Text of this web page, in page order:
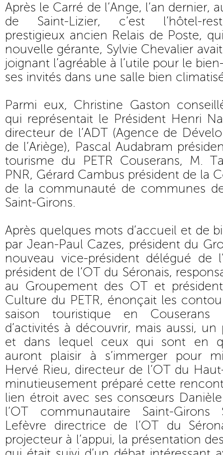
Après le Carré de l’Ange, l’an dernier,
de Saint-Lizier, c’est l’hôtel-
prestigieux ancien Relais de Poste,
nouvelle gérante, Sylvie Chevalier
joignant l’agréable à l’utile pour le
ses invités dans une salle bien
Parmi eux, Christine Gaston
qui représentait le Président Henri
directeur de l’ADT (Agence de
de l’Ariège), Pascal Audabram
tourisme du PETR Couserans, M.
PNR, Gérard Cambus président de la
de la communauté de communes
Saint-Girons.
Après quelques mots d’accueil et de
par Jean-Paul Cazes, président du
nouveau vice-président délégué de
président de l’OT du Séronais,
au Groupement des OT et
Culture du PETR, énonçait les
saison touristique en
d’activités à découvrir, mais aussi,
et dans lequel ceux qui sont en
auront plaisir à s’immerger pour
Hervé Rieu, directeur de l’OT du
minutieusement préparé cette
lien étroit avec ses consœurs
l’OT communautaire Saint-
Lefèvre directrice de l’OT du
projecteur à l’appui, la présentation